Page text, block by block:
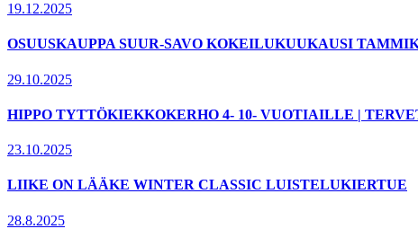
19.12.2025
OSUUSKAUPPA SUUR-SAVO KOKEILUKUUKAUSI
29.10.2025
HIPPO TYTTÖKIEKKOKERHO 4- 10- VUOTIAILLE |
23.10.2025
LIIKE ON LÄÄKE WINTER CLASSIC LUISTELUKIERTUE
28.8.2025